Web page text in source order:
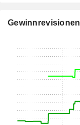
Gewinnrevisionen